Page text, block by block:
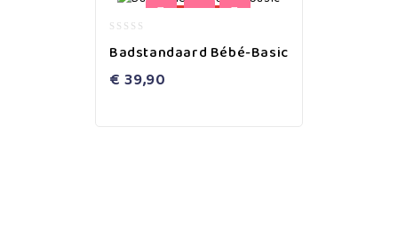
out
5
Badstandaard Bébé-Basic
€ 39,90